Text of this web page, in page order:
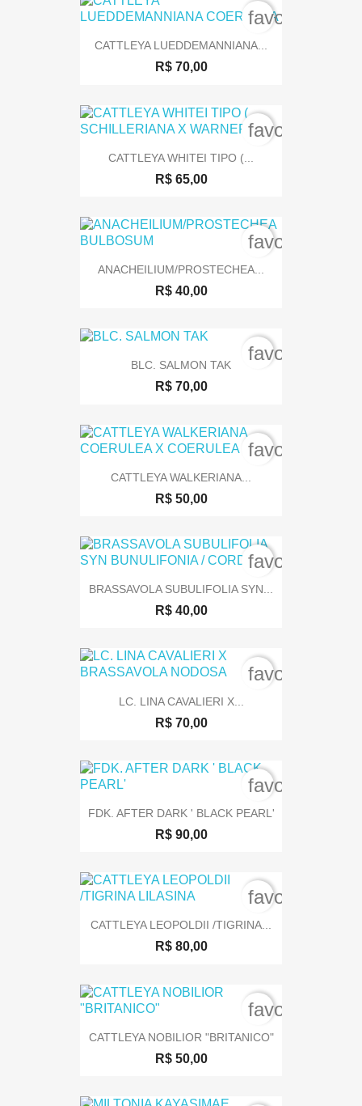
CATTLEYA LUEDDEMANNIANA...
R$ 70,00
CATTLEYA WHITEI TIPO (...
R$ 65,00
ANACHEILIUM/PROSTECHEA...
R$ 40,00
BLC. SALMON TAK
R$ 70,00
CATTLEYA WALKERIANA...
R$ 50,00
BRASSAVOLA SUBULIFOLIA SYN...
R$ 40,00
LC. LINA CAVALIERI X...
R$ 70,00
FDK. AFTER DARK ' BLACK PEARL'
R$ 90,00
CATTLEYA LEOPOLDII /TIGRINA...
R$ 80,00
CATTLEYA NOBILIOR "BRITANICO"
R$ 50,00